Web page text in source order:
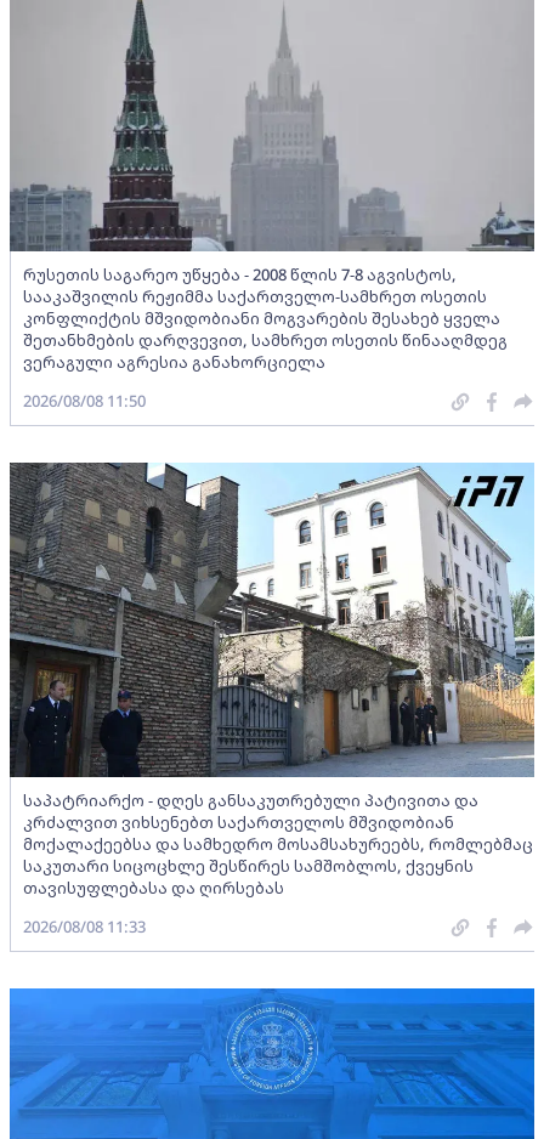
რუსეთის საგარეო უწყება - 2008 წლის 7-8 აგვისტოს,
სააკაშვილის რეჟიმმა საქართველო-სამხრეთ ოსეთის
კონფლიქტის მშვიდობიანი მოგვარების შესახებ ყველა
შეთანხმების დარღვევით, სამხრეთ ოსეთის წინააღმდეგ
ვერაგული აგრესია განახორციელა
2026/08/08 11:50
საპატრიარქო - დღეს განსაკუთრებული პატივითა და
კრძალვით ვიხსენებთ საქართველოს მშვიდობიან
მოქალაქეებსა და სამხედრო მოსამსახურეებს, რომლებმაც
საკუთარი სიცოცხლე შესწირეს სამშობლოს, ქვეყნის
თავისუფლებასა და ღირსებას
2026/08/08 11:33